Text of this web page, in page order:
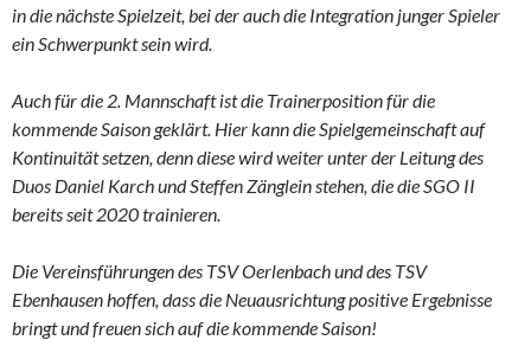
in die nächste Spielzeit, bei der auch die Integration junger Spieler
ein Schwerpunkt sein wird.
Auch für die 2. Mannschaft ist die Trainerposition für die
kommende Saison geklärt. Hier kann die Spielgemeinschaft auf
Kontinuität setzen, denn diese wird weiter unter der Leitung des
Duos Daniel Karch und Steffen Zänglein stehen, die die SGO II
bereits seit 2020 trainieren.
Die Vereinsführungen des TSV Oerlenbach und des TSV
Ebenhausen hoffen, dass die Neuausrichtung positive Ergebnisse
bringt und freuen sich auf die kommende Saison!